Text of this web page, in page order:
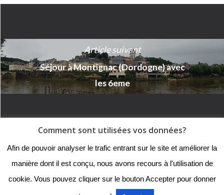
Article suivant
Séjour à Montignac (Dordogne) avec
les 6eme
© 2018 - Collège Henri de
Navarre |Mentions légales|
Organigramme|Nous
Comment sont utilisées vos données?
Afin de pouvoir analyser le trafic entrant sur le site et améliorer la
manière dont il est conçu, nous avons recours à l'utilisation de
cookie. Vous pouvez cliquer sur le bouton Accepter pour donner